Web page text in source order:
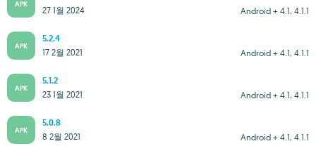
APK
Android + 4.1, 4.1.1
27 1월 2024
APK
5.2.4
Android + 4.1, 4.1.1
17 2월 2021
APK
5.1.2
Android + 4.1, 4.1.1
23 1월 2021
APK
5.0.8
Android + 4.1, 4.1.1
8 2월 2021